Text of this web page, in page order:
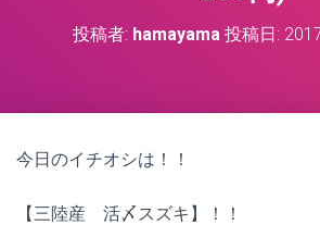
投稿者: hamayama投稿日:
今日のイチオシは！！
【三陸産 活〆スズキ】！！